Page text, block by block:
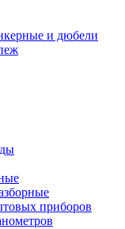
и дюбели
приборов